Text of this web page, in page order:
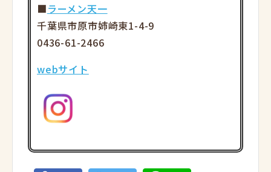
■ラーメン天一
千葉県市原市姉崎東1-4-9
0436-61-2466
webサイト